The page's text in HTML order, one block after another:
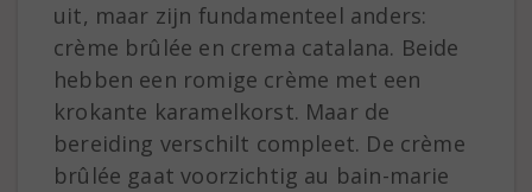
uit, maar zijn fundamenteel anders:
crème brûlée en crema catalana. Beide
hebben een romige crème met een
krokante karamelkorst. Maar de
bereiding verschilt compleet. De crème
brûlée gaat voorzichtig au bain-marie